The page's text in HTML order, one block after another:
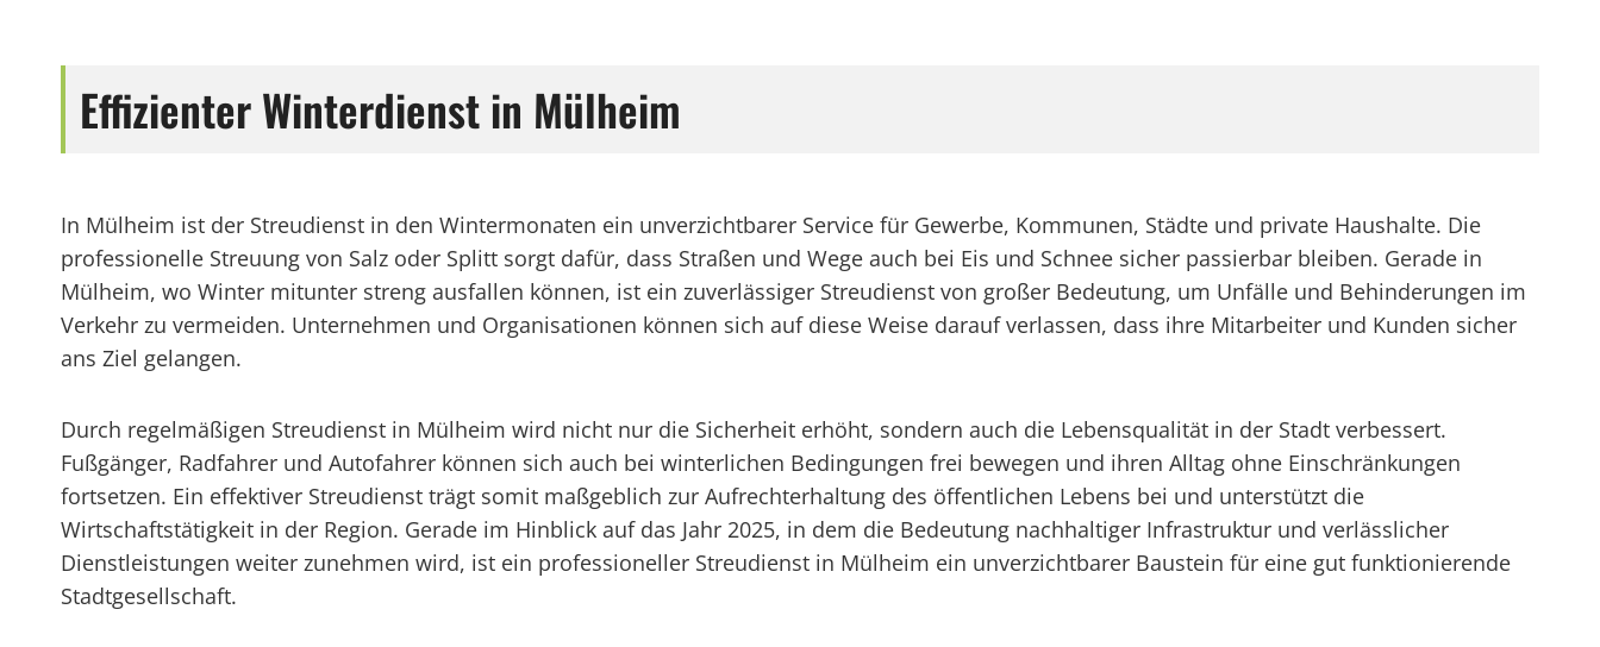
Effizienter Winterdienst in Mülheim
In Mülheim ist der Streudienst in den Wintermonaten ein unverzichtbarer Service für Gewerbe, Kommunen, Städte und private Haushalte. Die
professionelle Streuung von Salz oder Splitt sorgt dafür, dass Straßen und Wege auch bei Eis und Schnee sicher passierbar bleiben. Gerade in
Mülheim, wo Winter mitunter streng ausfallen können, ist ein zuverlässiger Streudienst von großer Bedeutung, um Unfälle und Behinderungen im
Verkehr zu vermeiden. Unternehmen und Organisationen können sich auf diese Weise darauf verlassen, dass ihre Mitarbeiter und Kunden sicher
ans Ziel gelangen.
Durch regelmäßigen Streudienst in Mülheim wird nicht nur die Sicherheit erhöht, sondern auch die Lebensqualität in der Stadt verbessert.
Fußgänger, Radfahrer und Autofahrer können sich auch bei winterlichen Bedingungen frei bewegen und ihren Alltag ohne Einschränkungen
fortsetzen. Ein effektiver Streudienst trägt somit maßgeblich zur Aufrechterhaltung des öffentlichen Lebens bei und unterstützt die
Wirtschaftstätigkeit in der Region. Gerade im Hinblick auf das Jahr 2025, in dem die Bedeutung nachhaltiger Infrastruktur und verlässlicher
Dienstleistungen weiter zunehmen wird, ist ein professioneller Streudienst in Mülheim ein unverzichtbarer Baustein für eine gut funktionierende
Stadtgesellschaft.